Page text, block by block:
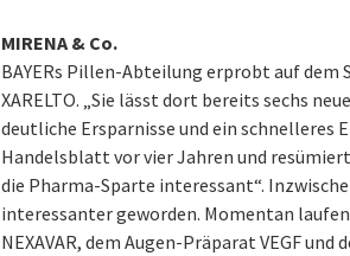
MIRENA & Co.
BAYERs Pillen-Abteilung erprobt auf
XARELTO. „Sie lässt dort bereits sechs
deutliche Ersparnisse und ein schnelleres
Handelsblatt vor vier Jahren und
die Pharma-Sparte interessant“.
interessanter geworden. Momentan
NEXAVAR, dem Augen-Präparat VEGF